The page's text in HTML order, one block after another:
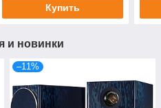
Купить
и новинки
–11%